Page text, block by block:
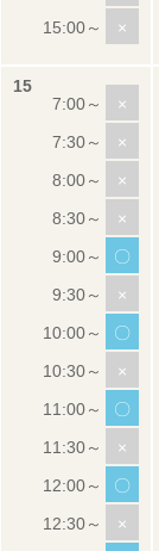
×
×
×
×
×
〇
×
〇
×
〇
×
〇
×